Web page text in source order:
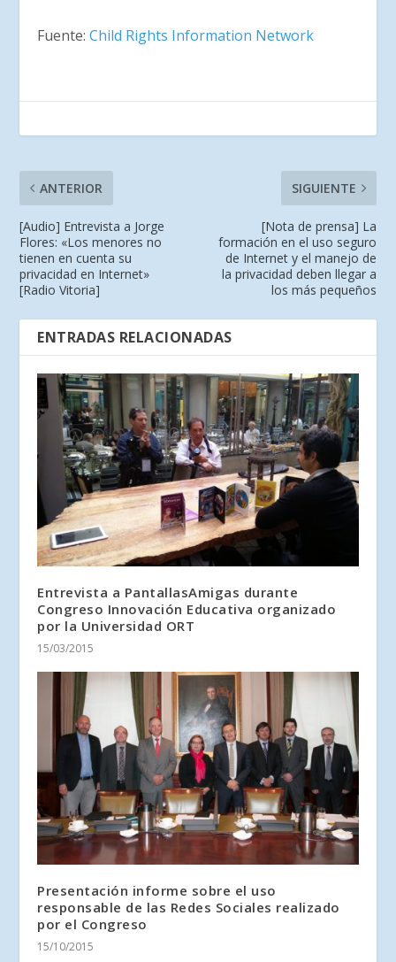
Fuente:Child Rights Information Network
ANTERIOR
[Audio] Entrevista a Jorge
Flores: «Los menores no
tienen en cuenta su
privacidad en Internet»
[Radio Vitoria]
SIGUIENTE
[Nota de prensa] La
formación en el uso seguro
de Internet y el manejo de
la privacidad deben llegar a
los más pequeños
ENTRADAS RELACIONADAS
Entrevista a PantallasAmigas durante
Congreso Innovación Educativa organizado
por la Universidad ORT
15/03/2015
Presentación informe sobre el uso
responsable de las Redes Sociales realizado
por el Congreso
15/10/2015